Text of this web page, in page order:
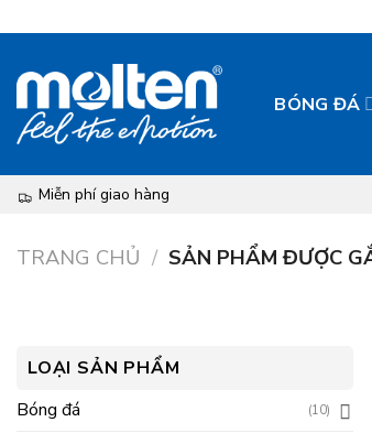
qua
dung
BÓNG ĐÁ
Miễn phí giao hàng
TRANG CHỦ / SẢN PHẨM ĐƯỢC
LOẠI SẢN PHẨM
Bóng đá
(10)